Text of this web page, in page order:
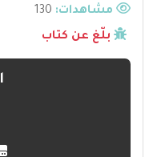
مشاهدات:
بلّغ عن كتاب